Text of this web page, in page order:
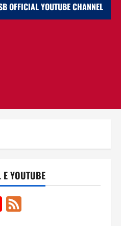
OFFICIAL YOUTUBE CHANNEL
YOUTUBE
YouTube